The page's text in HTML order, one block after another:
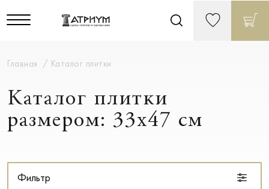
Главная Каталог плитки
Каталог плитки
размером: 33x47 см
Фильтр